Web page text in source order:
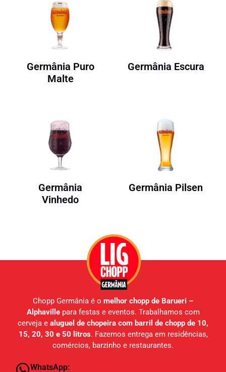
Germânia Puro
Malte
Germânia Escura
Germânia
Vinhedo
Germânia Pilsen
WhatsApp:
Chopp Germânia é o melhor chopp de Barueri –
Alphavillepara festas e eventos. Trabalhamos com
cerveja e aluguel de chopeira com barril de chopp de 10,
15, 20, 30 e 50 litros. Fazemos entrega em residências,
comércios, barzinho e restaurantes.